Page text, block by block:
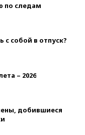
по следам
собой в отпуск?
– 2026
добившиеся